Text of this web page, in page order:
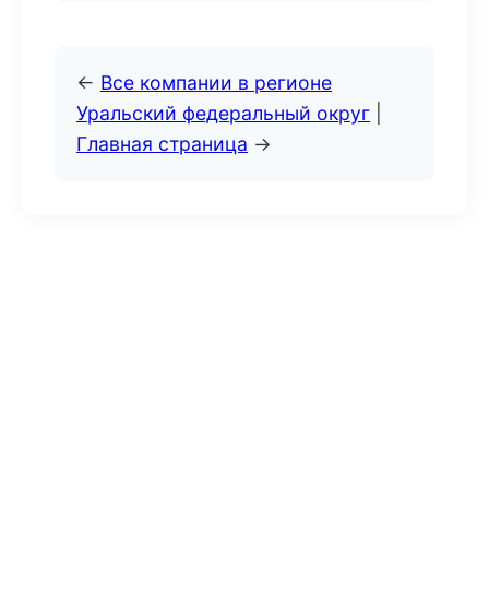
← Все компании в регионе
Уральский федеральный округ
Главная страница →